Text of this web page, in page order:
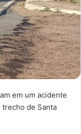
em um acidente
trecho de Santa